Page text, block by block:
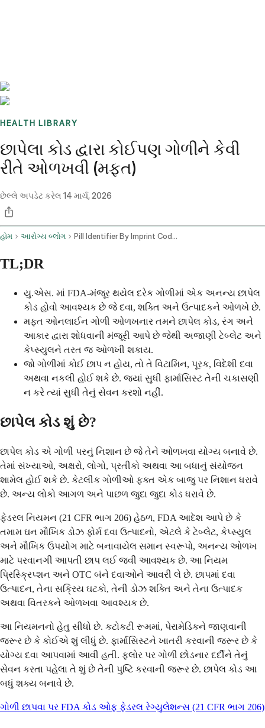
HEALTH LIBRARY
છાપેલા કોડ દ્વારા કોઈપણ ગોળીને કેવી
રીતે ઓળખવી (મફત)
છેલ્લે અપડેટ કરેલ 14 માર્ચ, 2026
હોમ આરોગ્ય બ્લોગ Pill Identifier By Imprint Code Free
TL;DR
યુ.એસ. માં FDA-મંજૂર થયેલ દરેક ગોળીમાં એક અનન્ય છાપેલ
કોડ હોવો આવશ્યક છે જે દવા, શક્તિ અને ઉત્પાદકને ઓળખે છે.
મફત ઓનલાઈન ગોળી ઓળખનાર તમને છાપેલ કોડ, રંગ અને
આકાર દ્વારા શોધવાની મંજૂરી આપે છે જેથી અજાણી ટેબ્લેટ અને
કેપ્સ્યુલને તરત જ ઓળખી શકાય.
જો ગોળીમાં કોઈ છાપ ન હોય, તો તે વિટામિન, પૂરક, વિદેશી દવા
અથવા નકલી હોઈ શકે છે. જ્યાં સુધી ફાર્માસિસ્ટ તેની ચકાસણી
ન કરે ત્યાં સુધી તેનું સેવન કરશો નહીં.
છાપેલ કોડ શું છે?
છાપેલ કોડ એ ગોળી પરનું નિશાન છે જે તેને ઓળખવા યોગ્ય બનાવે છે.
તેમાં સંખ્યાઓ, અક્ષરો, લોગો, પ્રતીકો અથવા આ બધાનું સંયોજન
શામેલ હોઈ શકે છે. કેટલીક ગોળીઓ ફક્ત એક બાજુ પર નિશાન ધરાવે
છે. અન્ય લોકો આગળ અને પાછળ જુદા જુદા કોડ ધરાવે છે.
ફેડરલ નિયમન (21 CFR ભાગ 206) હેઠળ, FDA આદેશ આપે છે કે
તમામ ઘન મૌખિક ડોઝ ફોર્મ દવા ઉત્પાદનો, એટલે કે ટેબ્લેટ, કેપ્સ્યુલ
અને મૌખિક ઉપયોગ માટે બનાવાયેલ સમાન સ્વરૂપો, અનન્ય ઓળખ
માટે પરવાનગી આપતી છાપ લઈ જવી આવશ્યક છે. આ નિયમ
પ્રિસ્ક્રિપ્શન અને OTC બંને દવાઓને આવરી લે છે. છાપમાં દવા
ઉત્પાદન, તેના સક્રિય ઘટકો, તેની ડોઝ શક્તિ અને તેના ઉત્પાદક
અથવા વિતરકને ઓળખવા આવશ્યક છે.
આ નિયમનનો હેતુ સીધો છે. કટોકટી રૂમમાં, પેરામેડિકને જાણવાની
જરૂર છે કે કોઈએ શું લીધું છે. ફાર્માસિસ્ટને ખાતરી કરવાની જરૂર છે કે
યોગ્ય દવા આપવામાં આવી હતી. ફ્લોર પર ગોળી છોડનાર દર્દીને તેનું
સેવન કરતા પહેલા તે શું છે તેની પુષ્ટિ કરવાની જરૂર છે. છાપેલ કોડ આ
બધું શક્ય બનાવે છે.
ગોળી છાપવા પર FDA કોડ ઓફ ફેડરલ રેગ્યુલેશન્સ (21 CFR ભાગ 206)